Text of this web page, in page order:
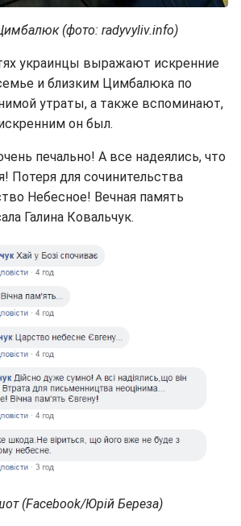
(фото: radyvyliv.info)
украинцы выражают искренние
и близким Цимбалюка по
утраты, а также вспоминают,
он был.
печально! А все надеялись, что
Потеря для сочинительства
Небесное! Вечная память
Галина Ковальчук.
(Facebook/Юрій Береза)